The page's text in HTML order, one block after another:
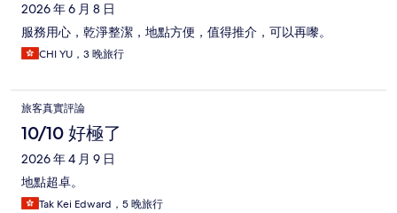
2026 年 6 月 8 日
服務用心，乾淨整潔，地點方便，值得推介，可以再嚟。
CHI YU，3 晚旅行
旅客真實評論
10/10 好極了
2026 年 4 月 9 日
地點超卓。
Tak Kei Edward，5 晚旅行